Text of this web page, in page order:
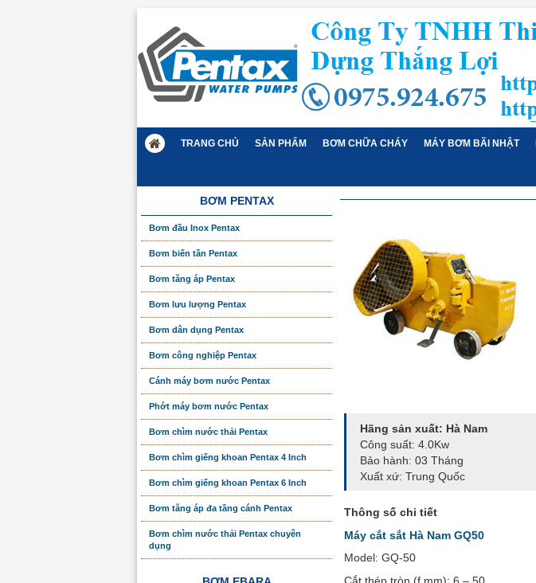
TRANG CHỦ SẢN PHẨM BƠM CHỮA CHÁY MÁY BƠM BÃI NHẬT
Hãng sản xuất: Hà Nam
Công suất: 4.0Kw
Bảo hành: 03 Tháng
Xuất xứ: Trung Quốc
Thông số chi tiết
Máy cắt sắt Hà Nam GQ50
Model: GQ-50
Cắt thép tròn (f mm): 6 – 50
BƠM PENTAX
Bơm đầu Inox Pentax
Bơm biến tần Pentax
Bơm tăng áp Pentax
Bơm lưu lượng Pentax
Bơm dân dụng Pentax
Bơm công nghiệp Pentax
Cánh máy bơm nước Pentax
Phớt máy bơm nước Pentax
Bơm chìm nước thải Pentax
Bơm chìm giếng khoan Pentax 4 Inch
Bơm chìm giếng khoan Pentax 6 Inch
Bơm tăng áp đa tầng cánh Pentax
Bơm chìm nước thải Pentax chuyên
dụng